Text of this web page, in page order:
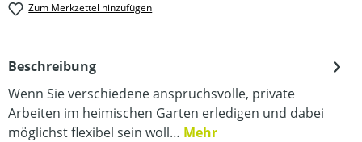
Zum Merkzettel hinzufügen
Beschreibung
Wenn Sie verschiedene anspruchsvolle, private
Arbeiten im heimischen Garten erledigen und dabei
möglichst flexibel sein woll… Mehr